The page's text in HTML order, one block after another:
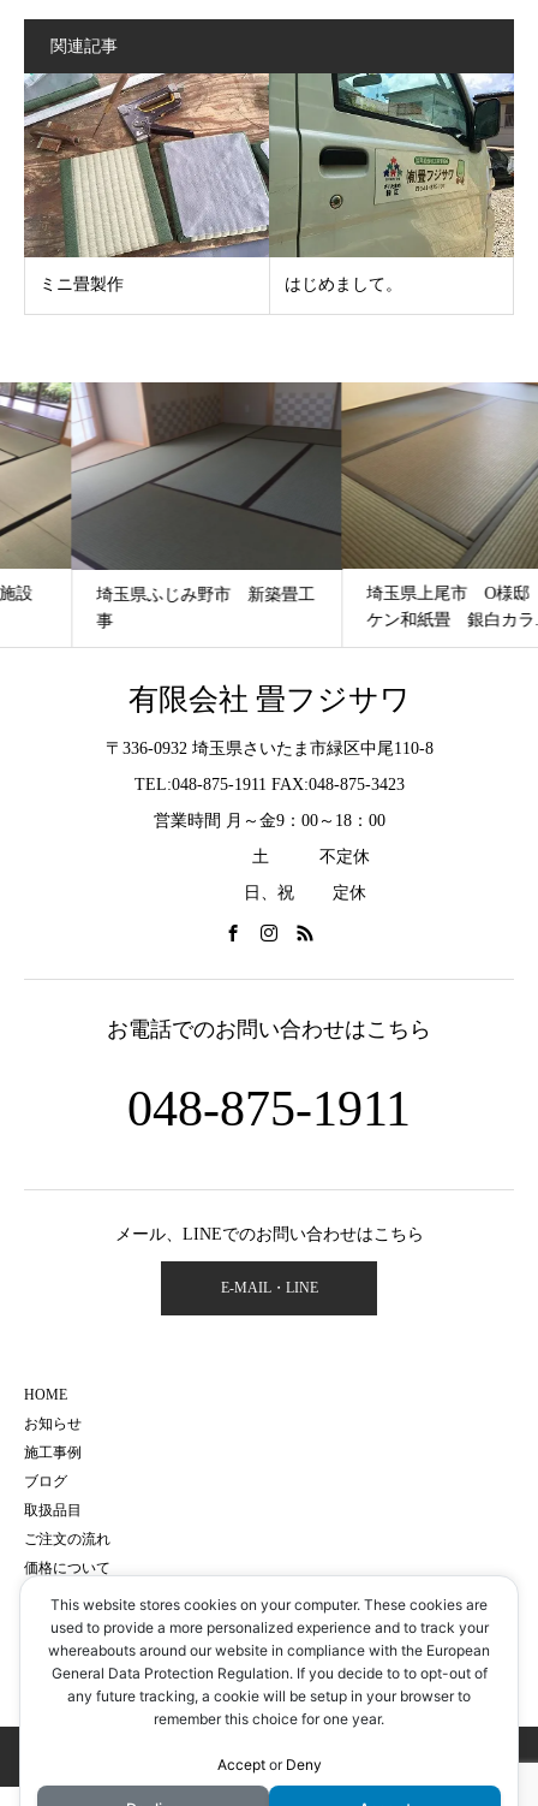
関連記事
ミニ畳製作 はじめまして。
埼玉県ふじみ野市 新築畳工
埼玉県上尾市 O様邸 ダイ
ケン和紙畳 銀白カラ...
有限会社 畳フジサワ
〒336-0932 埼玉県さいたま市緑区中尾110-8
TEL:048-875-1911 FAX:048-875-3423
営業時間 月～金9：00～18：00
土 不定休
日、祝 定休
お電話でのお問い合わせはこちら
048-875-1911
メール、LINEでのお問い合わせはこちら
E-MAIL・LINE
HOME
お知らせ
施工事例
ブログ
取扱品目
ご注文の流れ
価格について
会社概要
サイトマップ
プライバシーポリシー
予約・お問い合わせ
Copyright © 有限会社 畳フジサワ All Rights Reserved.
This website stores cookies on your computer. These cookies are
used to provide a more personalized experience and to track your
whereabouts around our website in compliance with the European
General Data Protection Regulation. If you decide to to opt-out of
any future tracking, a cookie will be setup in your browser to
remember this choice for one year.
Acceptor Deny